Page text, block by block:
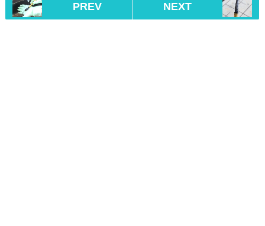
PREV NEXT